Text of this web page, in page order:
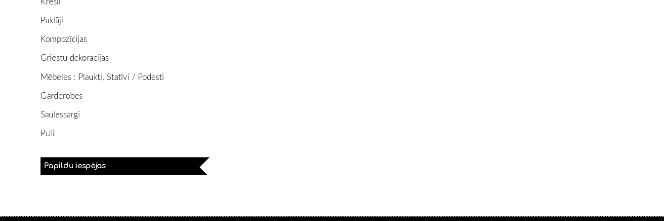
Paklāji
Kompozīcijas
Griestu dekorācijas
Mēbeles : Plaukti, Statīvi / Podesti
Garderobes
Saulessargi
Pufi
Papildu iespējas